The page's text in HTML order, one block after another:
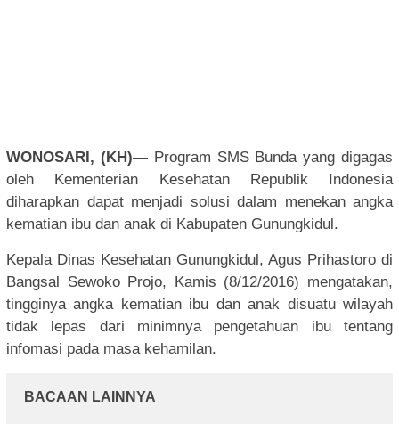
WONOSARI, (KH)— Program SMS Bunda yang digagas
oleh Kementerian Kesehatan Republik Indonesia
diharapkan dapat menjadi solusi dalam menekan angka
kematian ibu dan anak di Kabupaten Gunungkidul.
Kepala Dinas Kesehatan Gunungkidul, Agus Prihastoro di
Bangsal Sewoko Projo, Kamis (8/12/2016) mengatakan,
tingginya angka kematian ibu dan anak disuatu wilayah
tidak lepas dari minimnya pengetahuan ibu tentang
infomasi pada masa kehamilan.
BACAAN LAINNYA